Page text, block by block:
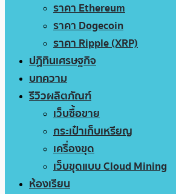
ราคา Ethereum
ราคา Dogecoin
ราคา Ripple (XRP)
ปฏิทินเศรษฐกิจ
บทความ
รีวิวผลิตภัณฑ์
เว็บซื้อขาย
กระเป๋าเก็บเหรียญ
เครื่องขุด
เว็บขุดแบบ Cloud Mining
ห้องเรียน